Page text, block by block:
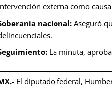
externa como
nacional:Aseguró
La minuta,
El diputado federal,